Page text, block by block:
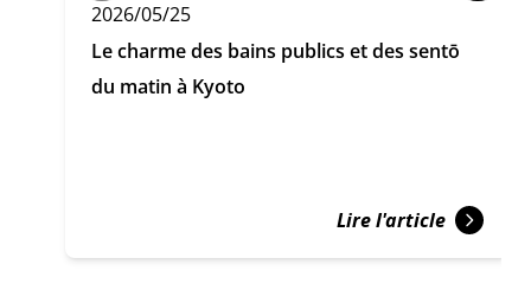
2026/05/25
Le charme des bains publics et des sentō
du matin à Kyoto
Lire l'article